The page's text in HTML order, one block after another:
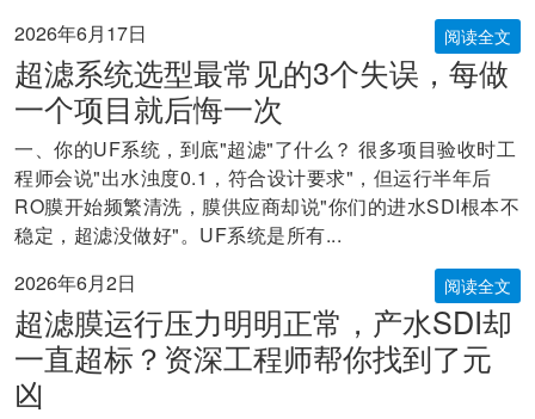
2026年6月17日
阅读全文
超滤系统选型最常见的3个失误，每做
一个项目就后悔一次
一、你的UF系统，到底"超滤"了什么？ 很多项目验收时工
程师会说"出水浊度0.1，符合设计要求"，但运行半年后
RO膜开始频繁清洗，膜供应商却说"你们的进水SDI根本不
稳定，超滤没做好"。UF系统是所有...
2026年6月2日
阅读全文
超滤膜运行压力明明正常，产水SDI却
一直超标？资深工程师帮你找到了元
凶